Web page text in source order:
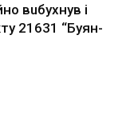
вuбуxнув i
21631 “Буян-